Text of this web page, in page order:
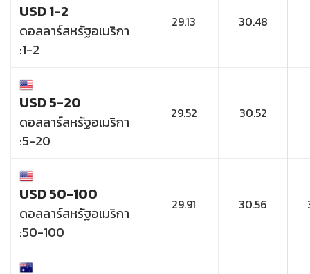
USD 1-2
ดอลลาร์สหรัฐอเมริกา
:1-2
29.13 30.48
USD 5-20
ดอลลาร์สหรัฐอเมริกา
:5-20
29.52 30.52
USD 50-100
ดอลลาร์สหรัฐอเมริกา
:50-100
29.91 30.56